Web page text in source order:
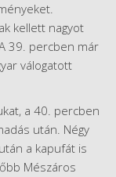
kellett nagyot
39. percben már
válogatott
a 40. percben
után. Négy
a kapufát is
Mészáros